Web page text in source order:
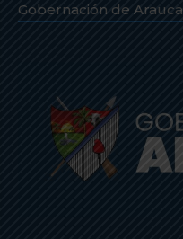
Gobernación de Arauca